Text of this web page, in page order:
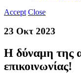
Accept Close
23 Οκτ 2023
Η δύναμη της
επικοινωνίας!